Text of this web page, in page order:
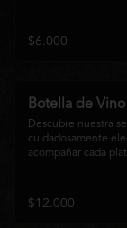
refrescante y de
para disfrutar antes
$6.000
Botella de Vino
Descubre nuestra
cuidadosamente
acompañar cada
$12.000